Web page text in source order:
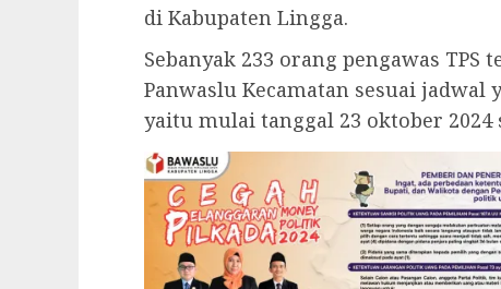
di Kabupaten Lingga.
Sebanyak 233 orang pengawas
Panwaslu Kecamatan sesuai
yaitu mulai tanggal 23 oktober 2024